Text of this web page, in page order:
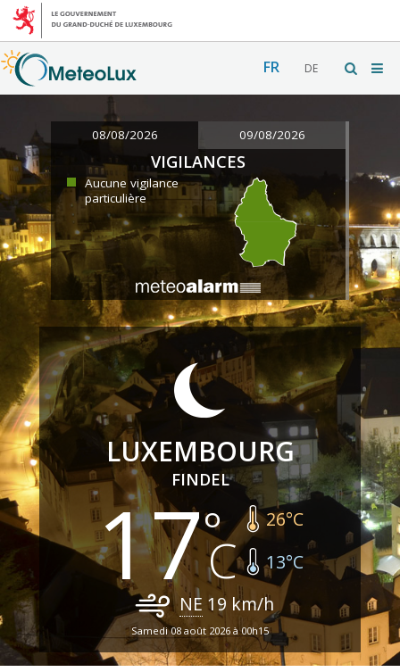
FR DE
08/08/2026 09/08/2026
VIGILANCES
Aucune vigilance
particulière
LUXEMBOURG
FINDEL
17 26°C
13°C
NE 19 km/h
Samedi 08 août 2026 à 00h15